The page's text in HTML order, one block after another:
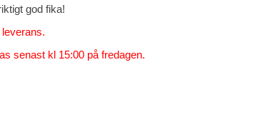
god fika!
senast kl 15:00 på fredagen.